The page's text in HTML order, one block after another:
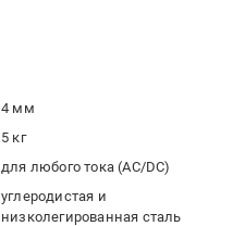
4 мм
5 кг
для любого тока (AC/DC)
углеродистая и
низколегированная сталь